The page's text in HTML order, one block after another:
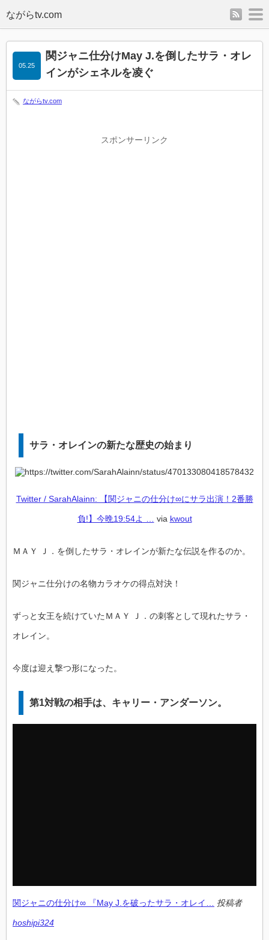
rss
関ジャニ仕分けMay J.を倒したサラ・オレ
インがシェネルを凌ぐ
05.25
ながらtv.com
スポンサーリンク
サラ・オレインの新たな歴史の始まり
Twitter / SarahAlainn: 【関ジャニの仕分け∞にサラ出演！2番勝
負!】今晩19:54よ … via kwout
ＭＡＹ Ｊ．を倒したサラ・オレインが新たな伝説を作るのか。
関ジャニ仕分けの名物カラオケの得点対決！
ずっと女王を続けていたＭＡＹ Ｊ．の刺客として現れたサラ・
オレイン。
今度は迎え撃つ形になった。
第1対戦の相手は、キャリー・アンダーソン。
関ジャニの仕分け∞ 『May J.を破ったサラ・オレイ… 投稿者
hoshipi324